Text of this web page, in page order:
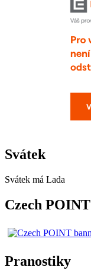
Svátek
Svátek má Lada
Czech POINT
Pranostiky